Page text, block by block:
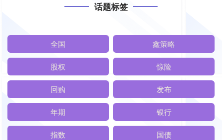
话题标签
全国 鑫策略
股权 惊险
回购 发布
年期 银行
指数 国债